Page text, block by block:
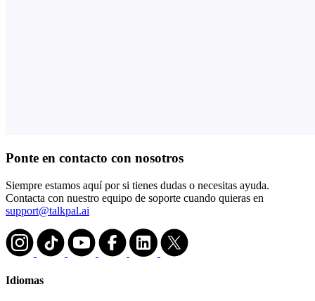
Ponte en contacto con nosotros
Siempre estamos aquí por si tienes dudas o necesitas ayuda.
Contacta con nuestro equipo de soporte cuando quieras en
support@talkpal.ai
Idiomas